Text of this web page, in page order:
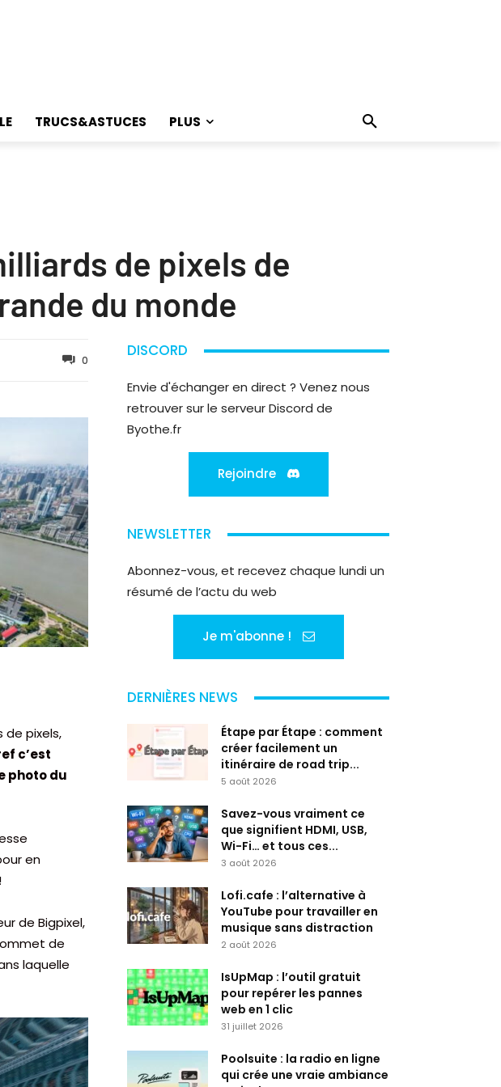
TRUCS&ASTUCES PLUS
de pixels de
du monde
0
de pixels,
c’est
photo du
en
de Bigpixel,
de
laquelle
DISCORD
Envie d'échanger en direct ? Venez nous
retrouver sur le serveur Discord de
Byothe.fr
Rejoindre
NEWSLETTER
Abonnez-vous, et recevez chaque lundi un
résumé de l’actu du web
Je m'abonne !
DERNIÈRES NEWS
Étape par Étape : comment
créer facilement un
itinéraire de road trip...
5 août 2026
Savez-vous vraiment ce
que signifient HDMI, USB,
Wi-Fi… et tous ces...
3 août 2026
Lofi.cafe : l’alternative à
YouTube pour travailler en
musique sans distraction
2 août 2026
IsUpMap : l’outil gratuit
pour repérer les pannes
web en 1 clic
31 juillet 2026
Poolsuite : la radio en ligne
qui crée une vraie ambiance